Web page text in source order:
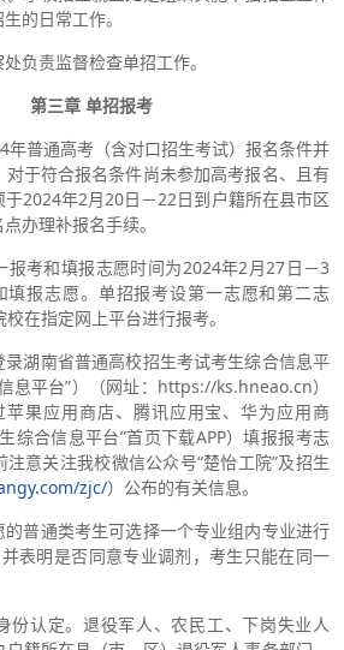
的日常工作。
负责监督检查单招工作。
第三章 单招报考
年普通高考（含对口招生考试）报名条件并
于符合报名条件尚未参加高考报名、且有
2024年2月20日－22日到户籍所在县市区
办理补报名手续。
报考和填报志愿时间为2024年2月27日－3
填报志愿。单招报考设第一志愿和第二志
在指定网上平台进行报考。
湖南省普通高校招生考试考生综合信息平
息平台”）（网址：https://ks.hneao.cn）
苹果应用商店、腾讯应用宝、华为应用商
综合信息平台”首页下载APP）填报报考志
意关注我校微信公众号“楚怡工院”及招生
zjc/）公布的有关信息。
的普通类考生可选择一个专业组内专业进行
表明是否同意专业调剂，考生只能在同一
份认定。退役军人、农民工、下岗失业人